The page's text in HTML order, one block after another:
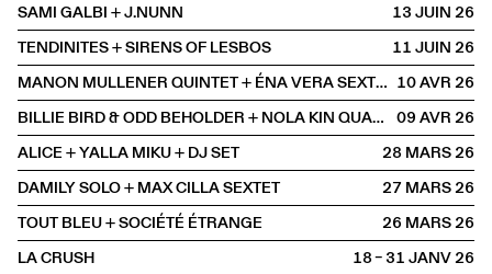
SAMI GALBI + J.NUNN
13 JUIN2026
TENDINITES + SIRENS OF LESBOS
11 JUIN2026
MANON MULLENER QUINTET + ÉNA VERA SEXTET 10 AVR2026
BILLIE BIRD & ODD BEHOLDER + NOLA KIN QUARTET
09 AVR2026
ALICE + YALLA MIKU + DJ SET
28 MARS2026
DAMILY SOLO + MAX CILLA SEXTET
27 MARS2026
TOUT BLEU + SOCIÉTÉ ÉTRANGE
26 MARS2026
LA CRUSH
18 – 31 JANV2026